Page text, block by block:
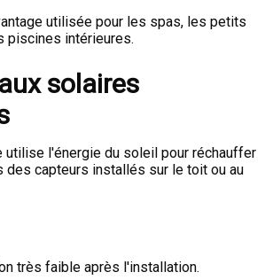
utilisée pour les spas, les petits
piscines intérieures.
solaires
utilise l'énergie du soleil pour réchauffer
des capteurs installés sur le toit ou au
très faible après l'installation.